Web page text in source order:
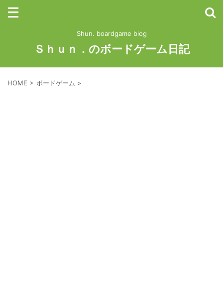
Shun. boardgame blog
Ｓｈｕｎ．のボードゲーム日記
HOME > ボードゲーム >